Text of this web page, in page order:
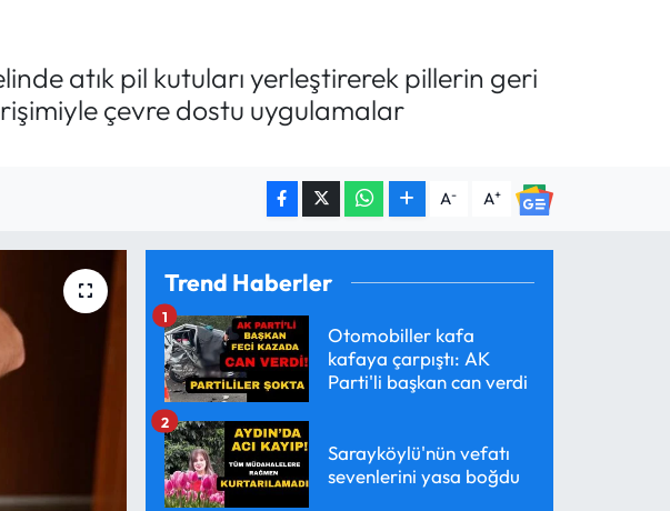
atık pil kutuları yerleştirerek pillerin geri
çevre dostu uygulamalar
A- A+
Trend Haberler
Otomobiller kafa
kafaya çarpıştı: AK
Parti'li başkan can verdi
1
Sarayköylü'nün vefatı
sevenlerini yasa boğdu
2